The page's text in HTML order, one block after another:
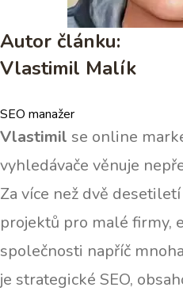
Autor článku:
Vlastimil Malík
SEO manažer
Vlastimil se online
vyhledávače věnuje
Za více než dvě
projektů pro malé firmy,
společnosti napříč
je strategické SEO,